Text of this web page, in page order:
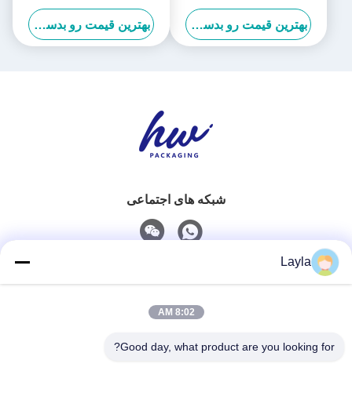
های ارسال کارتونی سفارشی
بهترین قیمت رو بدست بیار
جعبه‌های حمل و نقل ماسک
برای لوازم آرایشیبهترین قیمت رو بدست بیار
شبکه های اجتماعی
0086-18688885859
Layla
8:02 AM
Good day, what product are you looking for?